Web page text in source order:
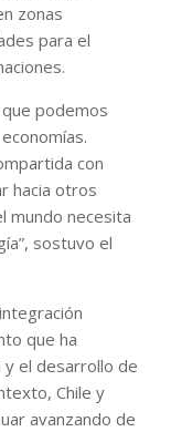
zonas
para el
podemos
con
hacia otros
mundo necesita
sostuvo el
que ha
el desarrollo de
Chile y
avanzando de